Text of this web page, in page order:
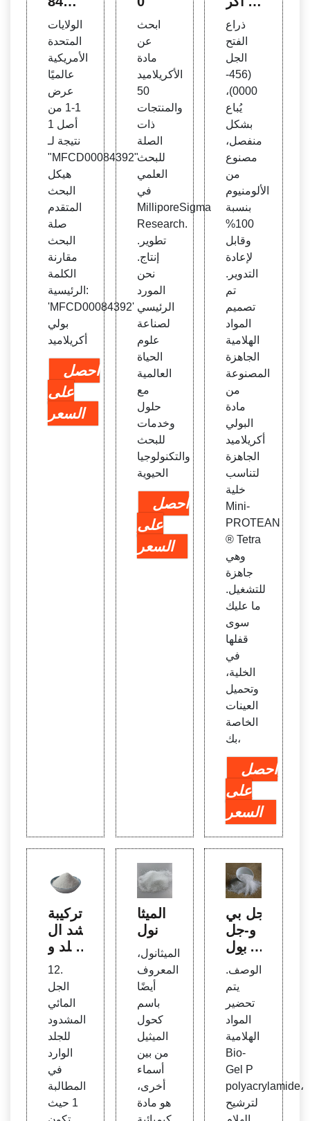
الولايات
المتحدة
الأمريكية
عالميًا
عرض
1-1 من
أصل 1
نتيجة لـ
"MFCD00084392"
هيكل
البحث
المتقدم
صلة
البحث
مقارنة
الكلمة
الرئيسية:
'MFCD00084392'
بولي
أكريلاميد
احصل
على
السعر
ابحث
عن
مادة
الأكريلاميد
50
والمنتجات
ذات
الصلة
للبحث
العلمي
في
MilliporeSigma
Research.
تطوير.
إنتاج.
نحن
المورد
الرئيسي
لصناعة
علوم
الحياة
العالمية
مع
حلول
وخدمات
للبحث
والتكنولوجيا
الحيوية
احصل
على
السعر
يلاميد
والموا
د الهلا
مية م
سبقة
الصب
| تعلي
م علو
م الحي
اة | B
io-Ra
d
ذراع
الفتح
الجل
(456-
0000)،
يُباع
بشكل
منفصل،
مصنوع
من
الألومنيوم
بنسبة
100%
وقابل
لإعادة
التدوير.
تم
تصميم
المواد
الهلامية
الجاهزة
المصنوعة
من
مادة
البولي
أكريلاميد
الجاهزة
لتناسب
خلية
Mini-
PROTEAN
® Tetra
وهي
جاهزة
للتشغيل.
ما عليك
سوى
قفلها
في
الخلية،
وتحميل
العينات
الخاصة
بك،
احصل
على
السعر
تركيبة
شد ال
جلد و
طريق
ة علا
جها -
Hydr
on T
echn
ologi
es, I
nc.
12.
الجل
المائي
المشدود
للجلد
الوارد
في
المطالبة
1 حيث
الميثا
نول
الميثانول،
المعروف
أيضًا
باسم
كحول
الميثيل
من بين
أسماء
أخرى،
هو مادة
جل بي
و-جل
بي بول
ي أكر
يلاميد
| عملي
ات ال
فصل
| بيو ر
اد
الوصف.
يتم
تحضير
المواد
الهلامية
Bio-
Gel P
polyacrylamide،
لترشيح